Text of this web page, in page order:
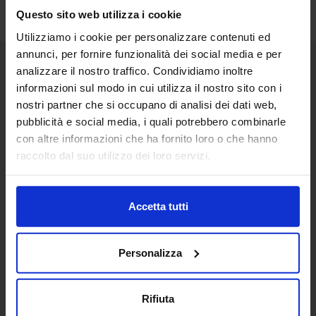
Questo sito web utilizza i cookie
Utilizziamo i cookie per personalizzare contenuti ed
annunci, per fornire funzionalità dei social media e per
analizzare il nostro traffico. Condividiamo inoltre
informazioni sul modo in cui utilizza il nostro sito con i
nostri partner che si occupano di analisi dei dati web,
pubblicità e social media, i quali potrebbero combinarle
con altre informazioni che ha fornito loro o che hanno
raccolto dal suo utilizzo dei loro servizi.
Accetta tutti
Personalizza
Rifiuta
Senaf srl
Via Eritrea 21/A
20157 | Milano | Italia
+ 39 02.332039460
In collaborazione con